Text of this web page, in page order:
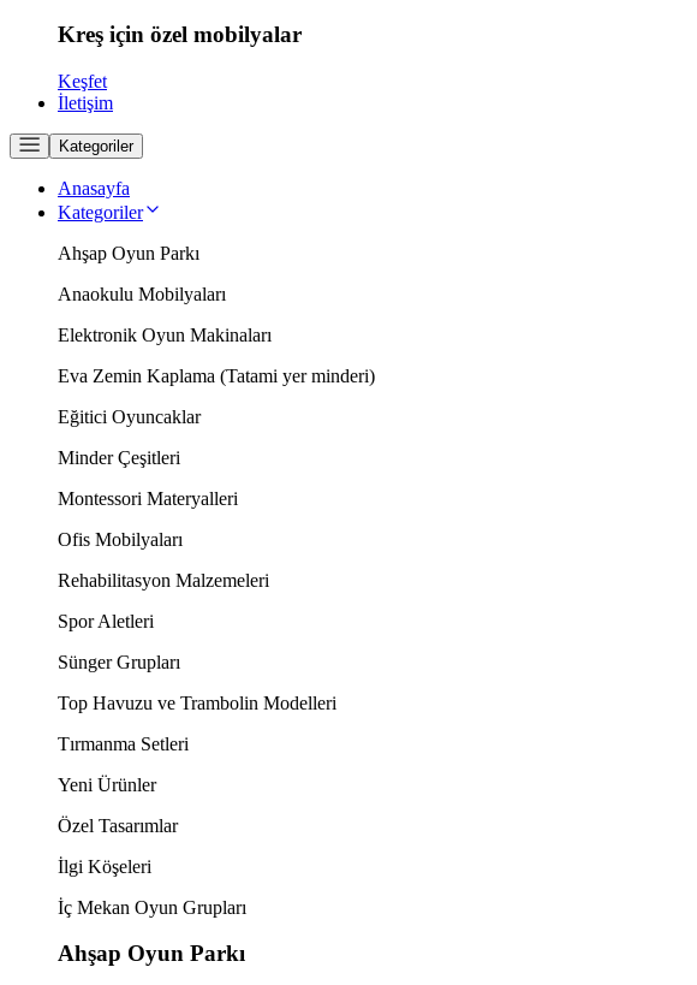
Kreş için özel mobilyalar
Keşfet
İletişim
Kategoriler
Anasayfa
Kategoriler
Ahşap Oyun Parkı
Anaokulu Mobilyaları
Elektronik Oyun Makinaları
Eva Zemin Kaplama (Tatami yer minderi)
Eğitici Oyuncaklar
Minder Çeşitleri
Montessori Materyalleri
Ofis Mobilyaları
Rehabilitasyon Malzemeleri
Spor Aletleri
Sünger Grupları
Top Havuzu ve Trambolin Modelleri
Tırmanma Setleri
Yeni Ürünler
Özel Tasarımlar
İlgi Köşeleri
İç Mekan Oyun Grupları
Ahşap Oyun Parkı